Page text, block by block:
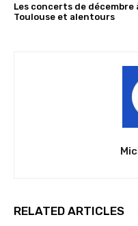
Les concerts de décembre
Toulouse et alentours
RELATED ARTICLES